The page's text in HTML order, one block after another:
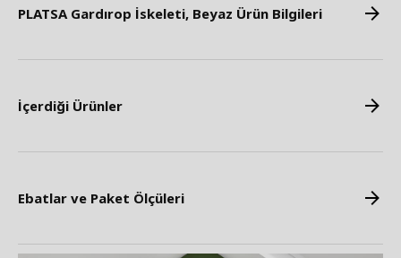
PLATSA Gardırop İskeleti, Beyaz Ürün Bilgileri
İçerdiği Ürünler
Ebatlar ve Paket Ölçüleri